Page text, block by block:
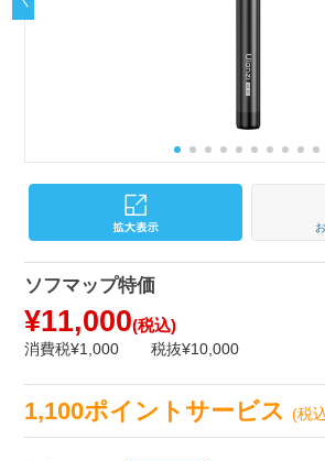
ソフマップ特価
¥11,000(税込)
消費税¥1,000 税抜¥10,000
1,100ポイントサービス(税